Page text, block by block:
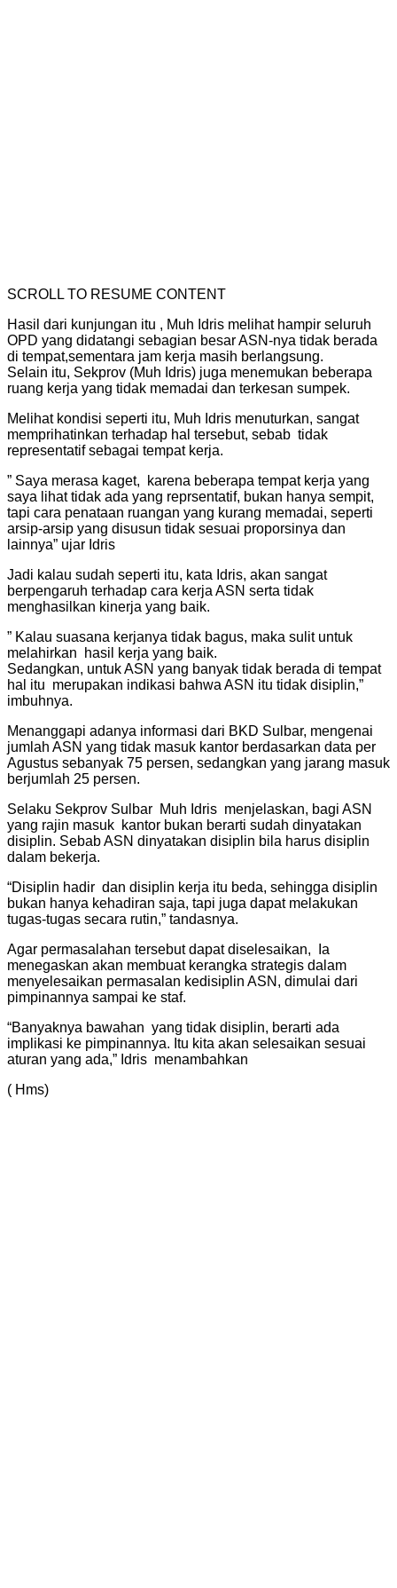
SCROLL TO RESUME CONTENT
Hasil dari kunjungan itu , Muh Idris melihat hampir seluruh
OPD yang didatangi sebagian besar ASN-nya tidak berada
di tempat,sementara jam kerja masih berlangsung.
Selain itu, Sekprov (Muh Idris) juga menemukan beberapa
ruang kerja yang tidak memadai dan terkesan sumpek.
Melihat kondisi seperti itu, Muh Idris menuturkan, sangat
memprihatinkan terhadap hal tersebut, sebab tidak
representatif sebagai tempat kerja.
” Saya merasa kaget, karena beberapa tempat kerja yang
saya lihat tidak ada yang reprsentatif, bukan hanya sempit,
tapi cara penataan ruangan yang kurang memadai, seperti
arsip-arsip yang disusun tidak sesuai proporsinya dan
lainnya” ujar Idris
Jadi kalau sudah seperti itu, kata Idris, akan sangat
berpengaruh terhadap cara kerja ASN serta tidak
menghasilkan kinerja yang baik.
” Kalau suasana kerjanya tidak bagus, maka sulit untuk
melahirkan hasil kerja yang baik.
Sedangkan, untuk ASN yang banyak tidak berada di tempat
hal itu merupakan indikasi bahwa ASN itu tidak disiplin,”
imbuhnya.
Menanggapi adanya informasi dari BKD Sulbar, mengenai
jumlah ASN yang tidak masuk kantor berdasarkan data per
Agustus sebanyak 75 persen, sedangkan yang jarang masuk
berjumlah 25 persen.
Selaku Sekprov Sulbar Muh Idris menjelaskan, bagi ASN
yang rajin masuk kantor bukan berarti sudah dinyatakan
disiplin. Sebab ASN dinyatakan disiplin bila harus disiplin
dalam bekerja.
“Disiplin hadir dan disiplin kerja itu beda, sehingga disiplin
bukan hanya kehadiran saja, tapi juga dapat melakukan
tugas-tugas secara rutin,” tandasnya.
Agar permasalahan tersebut dapat diselesaikan, Ia
menegaskan akan membuat kerangka strategis dalam
menyelesaikan permasalan kedisiplin ASN, dimulai dari
pimpinannya sampai ke staf.
“Banyaknya bawahan yang tidak disiplin, berarti ada
implikasi ke pimpinannya. Itu kita akan selesaikan sesuai
aturan yang ada,” Idris menambahkan
( Hms)